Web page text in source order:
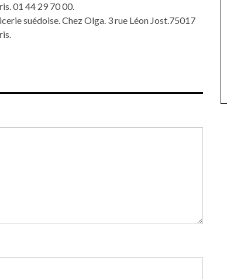
01 44 29 70 00.
suédoise. Chez Olga. 3 rue Léon Jost.75017